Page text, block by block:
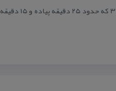
هتل دو ستاره توكل مشهد واقع در خیابان امام رضا (ع) ۳۲ كه حدود ۲۵ دقیقه پیاده و ۱۵ دقیقه